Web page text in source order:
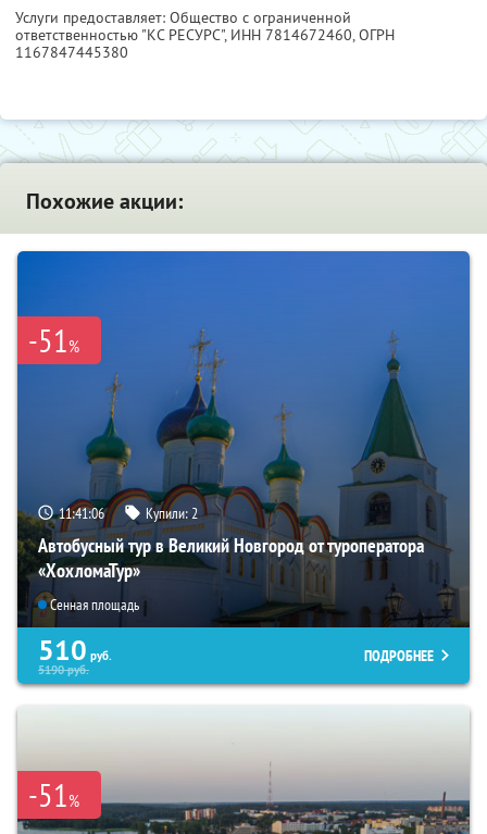
Услуги предоставляет: Общество с ограниченной
ответственностью "КС РЕСУРС", ИНН 7814672460, ОГРН
1167847445380
Похожие акции:
-51%
11:41:04 Купили:2
Автобусный тур в Великий Новгород от туроператора
«ХохломаТур»
Сенная площадь
510 руб.
5190руб.
ПОДРОБНЕЕ
-51%